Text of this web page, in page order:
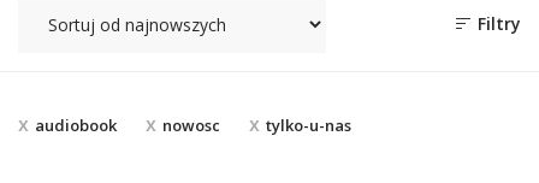
Filtry
audiobook nowosc tylko-u-nas